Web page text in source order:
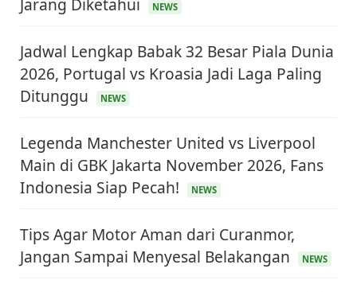
Jarang Diketahui
NEWS
Jadwal Lengkap Babak 32 Besar Piala Dunia
2026, Portugal vs Kroasia Jadi Laga Paling
Ditunggu
NEWS
Legenda Manchester United vs Liverpool
Main di GBK Jakarta November 2026, Fans
Indonesia Siap Pecah!
NEWS
Tips Agar Motor Aman dari Curanmor,
Jangan Sampai Menyesal Belakangan
NEWS